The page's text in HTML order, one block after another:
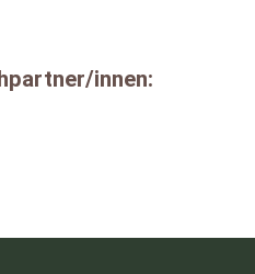
innen: